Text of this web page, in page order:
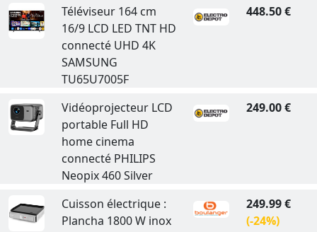
Téléviseur 164 cm
16/9 LCD LED TNT HD
connecté UHD 4K
SAMSUNG
TU65U7005F
448.50 €
Vidéoprojecteur LCD
portable Full HD
home cinema
connecté PHILIPS
Neopix 460 Silver
249.00 €
Cuisson électrique :
Plancha 1800 W inox
249.99 €
(-24%)